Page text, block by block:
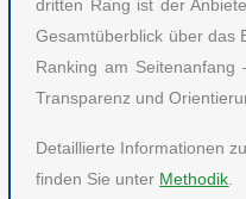
dritten Rang ist der
Gesamtüberblick über das
Ranking am
Transparenz und
Detaillierte Informationen
finden Sie unter Methodik.